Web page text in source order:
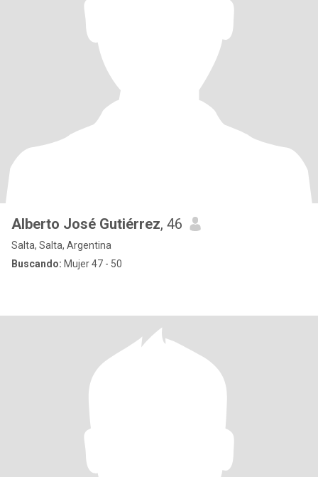
Alberto José Gutiérrez, 46
Salta, Salta, Argentina
Buscando: Mujer 47 - 50